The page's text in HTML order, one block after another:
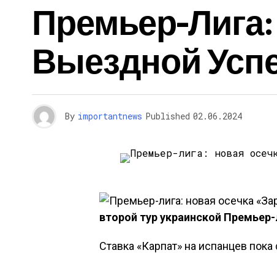
Премьер-
Выездной
By importantnews Published 02.06.2024
второй тур украинской
Ставка «Карпат» на испанцев